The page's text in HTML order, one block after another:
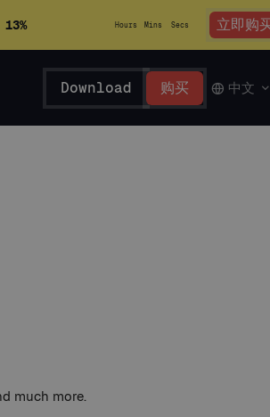
Hours Mins Secs 立即购
Download 购买 中文
much more.